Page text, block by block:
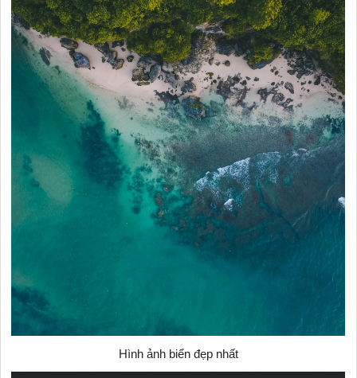
Hình ảnh biển đẹp nhất